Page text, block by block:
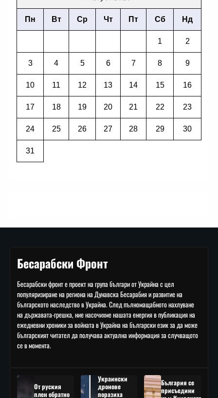
Пн Вт Ср Чт Пт Сб Нд
1 2
3 4 5 6 7 8 9
10 11 12 13 14 15 16
17 18 19 20 21 22 23
24 25 26 27 28 29 30
31
Бесарабски Фронт
Бесарабски фронт е проект на група българи от Украйна с цел
популяризиране на региона на Дунавска Бесарабия и развитие на
българското наследство в Украйна. След пълномащабното нахлуване
на държавата-грешка, ние насочихме нашата енергия в публикация на
ежедневни хроники за войната в Украйна на български език за да може
българският читател да получава актуална информация за случващото
се в момента.
От руския
плен обратно
Украински
дронове
поразиха
България се
присъедини